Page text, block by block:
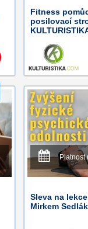
Fitness
posilovací
Platnost
Sleva na
Mirkem